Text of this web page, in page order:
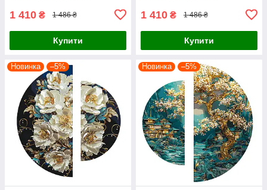
1 410 ₴ 1 486 ₴
Купити
1 410 ₴ 1 486 ₴
Купити
Новинка –5% Новинка –5%